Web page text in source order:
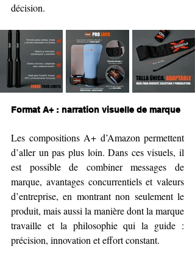
décision.
Format A+ : narration visuelle de marque
Les compositions A+ d’Amazon permettent
d’aller un pas plus loin. Dans ces visuels, il
est possible de combiner messages de
marque, avantages concurrentiels et valeurs
d’entreprise, en montrant non seulement le
produit, mais aussi la manière dont la marque
travaille et la philosophie qui la guide :
précision, innovation et effort constant.